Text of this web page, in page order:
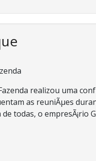
realizou uma
as reuniÃµes
todas, o empresÃ¡rio